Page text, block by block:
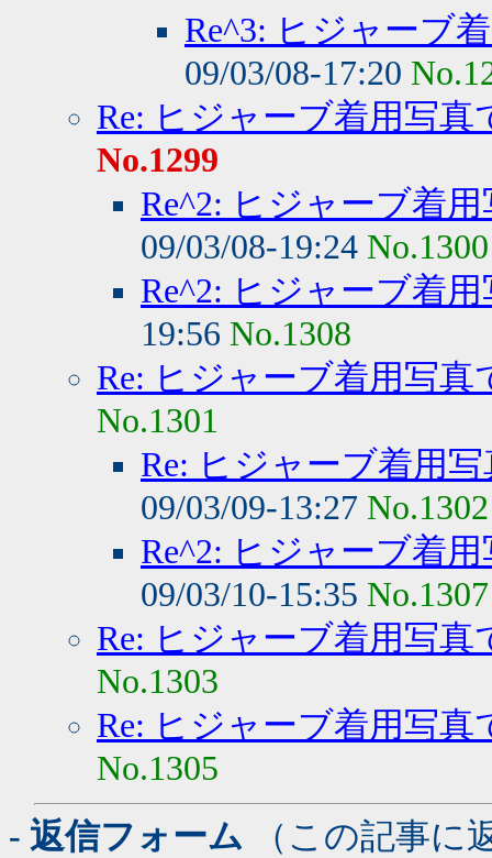
Re^3: ヒジャーブ
09/03/08-17:20
Re: ヒジャーブ着用写真
No.1299
Re^2: ヒジャーブ着
09/03/08-19:24 No.1300
Re^2: ヒジャーブ着
19:56 No.1308
Re: ヒジャーブ着用写真
No.1301
Re: ヒジャーブ着用
09/03/09-13:27 No.1302
Re^2: ヒジャーブ着
09/03/10-15:35 No.1307
Re: ヒジャーブ着用写真
No.1303
Re: ヒジャーブ着用写真
No.1305
- 返信フォーム （この記事に